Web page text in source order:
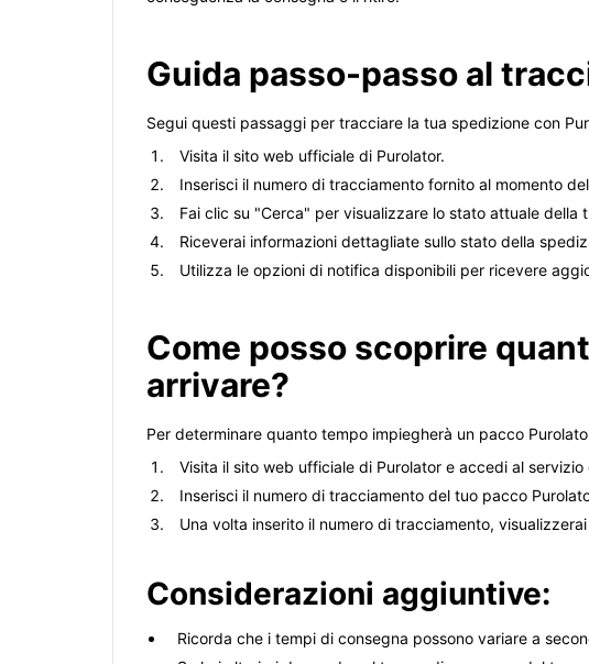
Guida passo-passo al
Segui questi passaggi per tracciare la tua spedizione con
Visita il sito web ufficiale di Purolator.
Inserisci il numero di tracciamento fornito al momento
Fai clic su "Cerca" per visualizzare lo stato attuale della
Riceverai informazioni dettagliate sullo stato della
Utilizza le opzioni di notifica disponibili per ricevere
Come posso scoprire
arrivare?
Per determinare quanto tempo impiegherà un pacco
Visita il sito web ufficiale di Purolator e accedi al
Inserisci il numero di tracciamento del tuo pacco
Una volta inserito il numero di tracciamento,
Considerazioni aggiuntive:
Ricorda che i tempi di consegna possono variare a